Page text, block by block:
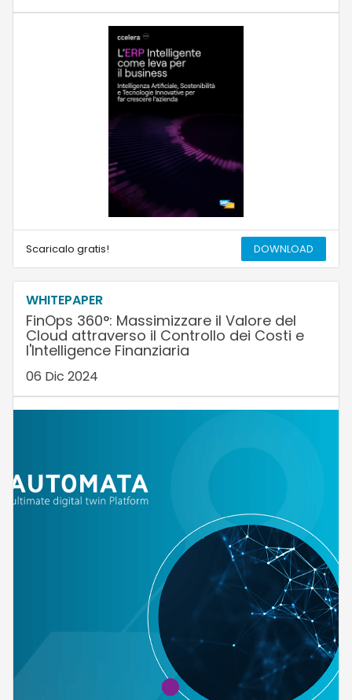
Scaricalo gratis! DOWNLOAD
WHITEPAPER
FinOps 360°: Massimizzare il Valore del
Cloud attraverso il Controllo dei Costi e
l'Intelligence Finanziaria
06 Dic 2024